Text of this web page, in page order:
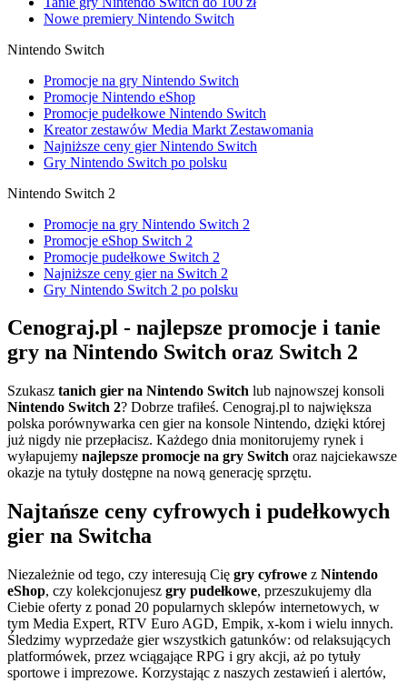
Nowe premiery Nintendo Switch
Nintendo Switch
Promocje na gry Nintendo Switch
Promocje Nintendo eShop
Promocje pudełkowe Nintendo Switch
Kreator zestawów Media Markt Zestawomania
Najniższe ceny gier Nintendo Switch
Gry Nintendo Switch po polsku
Nintendo Switch 2
Promocje na gry Nintendo Switch 2
Promocje eShop Switch 2
Promocje pudełkowe Switch 2
Najniższe ceny gier na Switch 2
Gry Nintendo Switch 2 po polsku
Cenograj.pl - najlepsze promocje i tanie
gry na Nintendo Switch oraz Switch 2
Szukasz tanich gier na Nintendo Switch lub najnowszej konsoli
Nintendo Switch 2? Dobrze trafiłeś. Cenograj.pl to największa
polska porównywarka cen gier na konsole Nintendo, dzięki której
już nigdy nie przepłacisz. Każdego dnia monitorujemy rynek i
wyłapujemy najlepsze promocje na gry Switch oraz najciekawsze
okazje na tytuły dostępne na nową generację sprzętu.
Najtańsze ceny cyfrowych i pudełkowych
gier na Switcha
Niezależnie od tego, czy interesują Cię gry cyfrowe z Nintendo
eShop, czy kolekcjonujesz gry pudełkowe, przeszukujemy dla
Ciebie oferty z ponad 20 popularnych sklepów internetowych, w
tym Media Expert, RTV Euro AGD, Empik, x-kom i wielu innych.
Śledzimy wyprzedaże gier wszystkich gatunków: od relaksujących
platformówek, przez wciągające RPG i gry akcji, aż po tytuły
sportowe i imprezowe. Korzystając z naszych zestawień i alertów,